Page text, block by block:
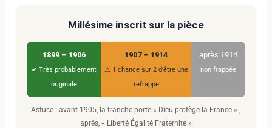
Millésime inscrit sur la pièce
1899 – 1906
✔ Très probablement
originale
1907 – 1914
⚠ 1 chance sur 2 d’être une
refrappe
après 1914
non frappée
Astuce : avant 1905, la tranche porte « Dieu protège la France » ;
après, « Liberté Égalité Fraternité »